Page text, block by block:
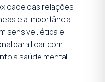
das relações
e a importância
sensível, ética e
para lidar com
a saúde mental.